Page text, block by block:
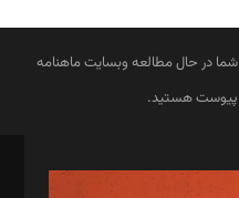
شما در حال مطالعه وبسایت ماهنامه
پیوست هستید.